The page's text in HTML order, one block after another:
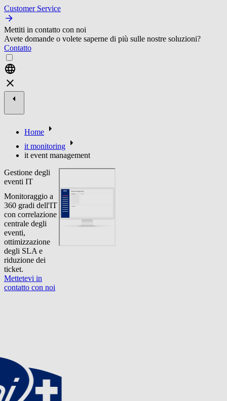
Customer Service
Mettiti in contatto con noi
Avete domande o volete saperne di più sulle nostre soluzioni?
Contatto
Home
it monitoring
it event management
Gestione degli
eventi IT
Monitoraggio a
360 gradi dell'IT
con correlazione
centrale degli
eventi,
ottimizzazione
degli SLA e
riduzione dei
ticket.
Mettetevi in
contatto con noi